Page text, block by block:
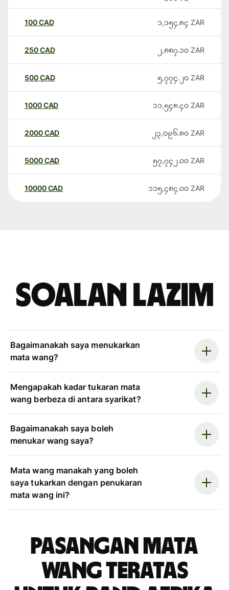
100CAD ၁,၁၅၄.၈၄ ZAR
250CAD ၂,၈၈၇.၁၀ ZAR
500CAD ၅,၇၇၄.၂၀ ZAR
1000CAD ၁၁,၅၄၈.၄၀ ZAR
2000CAD ၂၃,၀၉၆.၈၀ ZAR
5000CAD ၅၇,၇၄၂.၀၀ ZAR
10000 CAD ၁၁၅,၄၈၄.၀၀ ZAR
Soalan Lazim
Bagaimanakah saya menukarkan
mata wang?
Mengapakah kadar tukaran mata
wang berbeza di antara syarikat?
Bagaimanakah saya boleh
menukar wang saya?
Mata wang manakah yang boleh
saya tukarkan dengan penukaran
mata wang ini?
Pasangan mata
wang teratas